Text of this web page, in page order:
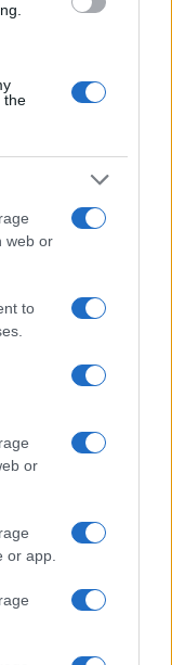
the
web or
to
or
or app.
Neil Mills
di
+39
news